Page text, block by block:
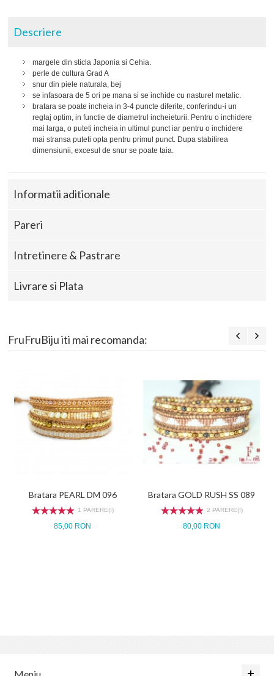
Descriere
margele din sticla Japonia si Cehia.
perle de cultura Grad A
snur din piele naturala, bej
se infasoara de 5 ori pe mana si se inchide cu nasturel metalic.
bratara se poate incheia in 3-4 puncte diferite, conferindu-i un
reglaj optim, in functie de diametrul incheieturii. Pentru o inchidere
mai larga, o puteti incheia in ultimul punct iar pentru o inchidere
mai stransa puteti opta pentru primul punct. Dupa stabilirea
dimensiunii, excesul de snur se poate taia.
Informatii aditionale
Pareri
Intretinere & Pastrare
Livrare si Plata
FruFruBiju iti mai recomanda:
Bratara PEARL DM 096
1 PARERE(I)
85,00 RON
Bratara GOLD RUSH SS 089
2 PARERE(I)
80,00 RON
Meniu